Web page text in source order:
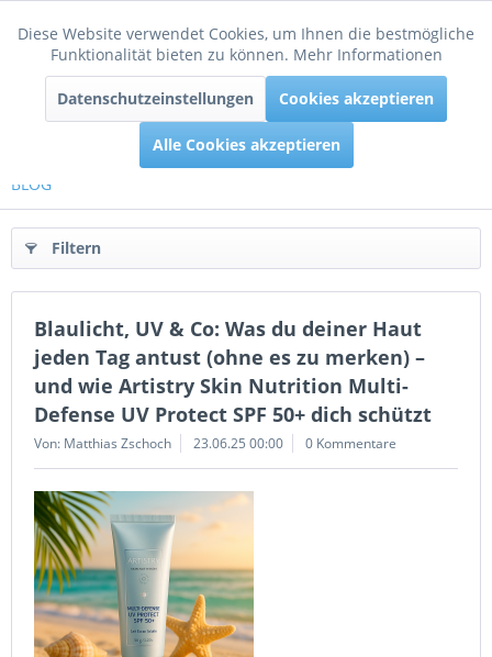
Menü
BLOG
Filtern
Blaulicht, UV & Co: Was du deiner Haut
jeden Tag antust (ohne es zu merken) –
und wie Artistry Skin Nutrition Multi-
Defense UV Protect SPF 50+ dich schützt
Von: Matthias Zschoch 23.06.25 00:00 0 Kommentare
Funktionale Aktiv
Tracking Inaktiv
Diese Website verwendet Cookies, um Ihnen die bestmögliche
Funktionalität bieten zu können. Mehr Informationen
Datenschutzeinstellungen Cookies akzeptieren
Alle Cookies akzeptieren